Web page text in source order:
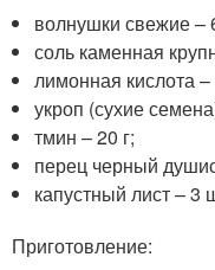
волнушки свежие –
соль каменная
лимонная кислота –
укроп (сухие
тмин – 20 г;
перец черный
капустный лист – 3
Приготовление: